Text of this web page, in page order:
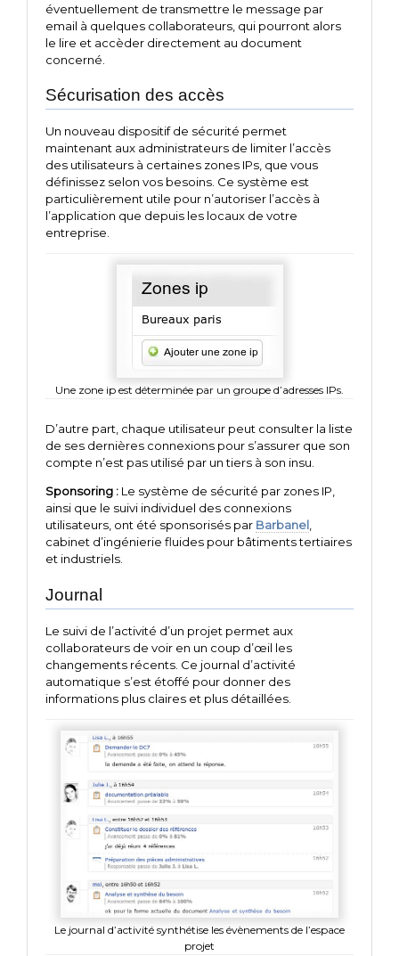
éventuellement de transmettre le message par
email à quelques collaborateurs, qui pourront alors
le lire et accèder directement au document
concerné.
Sécurisation des accès
Un nouveau dispositif de sécurité permet
maintenant aux administrateurs de limiter l’accès
des utilisateurs à certaines zones IPs, que vous
définissez selon vos besoins. Ce système est
particulièrement utile pour n’autoriser l’accès à
l’application que depuis les locaux de votre
entreprise.
Une zone ip est déterminée par un groupe d’adresses IPs.
D’autre part, chaque utilisateur peut consulter la liste
de ses dernières connexions pour s’assurer que son
compte n’est pas utilisé par un tiers à son insu.
Sponsoring : Le système de sécurité par zones IP,
ainsi que le suivi individuel des connexions
utilisateurs, ont été sponsorisés par Barbanel,
cabinet d’ingénierie fluides pour bâtiments tertiaires
et industriels.
Journal
Le suivi de l’activité d’un projet permet aux
collaborateurs de voir en un coup d’œil les
changements récents. Ce journal d’activité
automatique s’est étoffé pour donner des
informations plus claires et plus détaillées.
Le journal d’activité synthétise les évènements de l’espace
projet